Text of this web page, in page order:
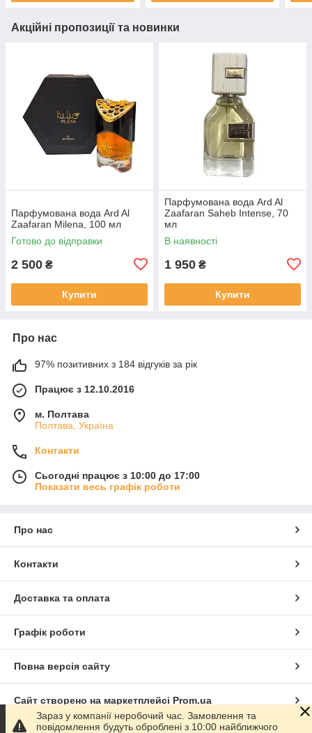
Акційні пропозиції та новинки
Парфумована вода Ard Al
Zaafaran Milena, 100 мл
Готово до відправки
2 500 ₴
Купити
Парфумована вода Ard Al
Zaafaran Saheb Intense, 70
мл
В наявності
1 950 ₴
Купити
Про нас
97% позитивних з 184 відгуків за рік
Працює з 12.10.2016
м. Полтава
Полтава, Україна
Контакти
Сьогодні працює з 10:00 до 17:00
Показати весь графік роботи
Про нас
Контакти
Доставка та оплата
Графік роботи
Повна версія сайту
Сайт створено на маркетплейсі Prom.ua
Зараз у компанії неробочий час. Замовлення та
повідомлення будуть оброблені з 10:00 найближчого